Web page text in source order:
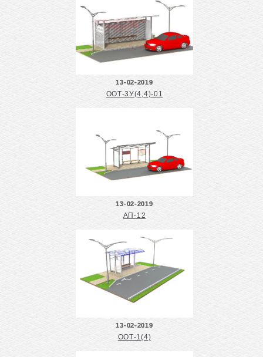
13-02-2019
ООТ-3У(4,4)-01
13-02-2019
АП-12
13-02-2019
ООТ-1(4)